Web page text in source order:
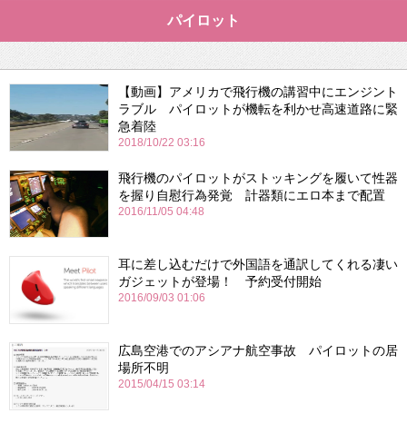
パイロット
【動画】アメリカで飛行機の講習中にエンジント
ラブル パイロットが機転を利かせ高速道路に緊
急着陸
2018/10/22 03:16
飛行機のパイロットがストッキングを履いて性器
を握り自慰行為発覚 計器類にエロ本まで配置
2016/11/05 04:48
耳に差し込むだけで外国語を通訳してくれる凄い
ガジェットが登場！ 予約受付開始
2016/09/03 01:06
広島空港でのアシアナ航空事故 パイロットの居
場所不明
2015/04/15 03:14